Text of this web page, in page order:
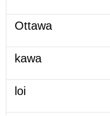
Ottawa
kawa
loi